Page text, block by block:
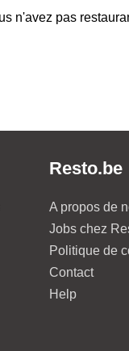
n'avez pas
Resto.be
A propos de
Jobs chez
Politique de
Contact
Help